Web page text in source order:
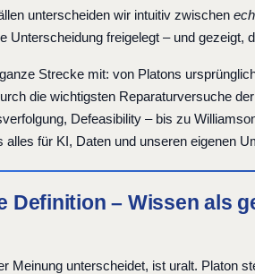
unterscheiden wir intuitiv zwischen
Unterscheidung freigelegt – und
Strecke mit: von Platons
die wichtigsten Reparaturversuche
Defeasibility – bis zu
für KI, Daten und unseren eigenen
Definition – Wissen als
Meinung unterscheidet, ist uralt. Platon